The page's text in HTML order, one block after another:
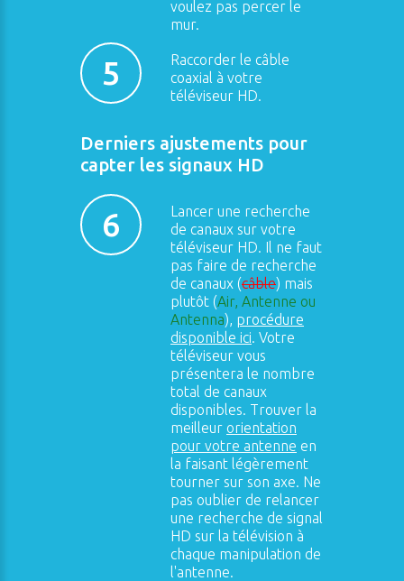
voulez pas percer le
mur.
5
Raccorder le câble
coaxial à votre
téléviseur HD.
Derniers ajustements pour
capter les signaux HD
6
Lancer une recherche
de canaux sur votre
téléviseur HD. Il ne faut
pas faire de recherche
de canaux (câble) mais
plutôt (Air, Antenne ou
Antenna), procédure
disponible ici. Votre
téléviseur vous
présentera le nombre
total de canaux
disponibles. Trouver la
meilleur orientation
pour votre antenne en
la faisant légèrement
tourner sur son axe. Ne
pas oublier de relancer
une recherche de signal
HD sur la télévision à
chaque manipulation de
l'antenne.